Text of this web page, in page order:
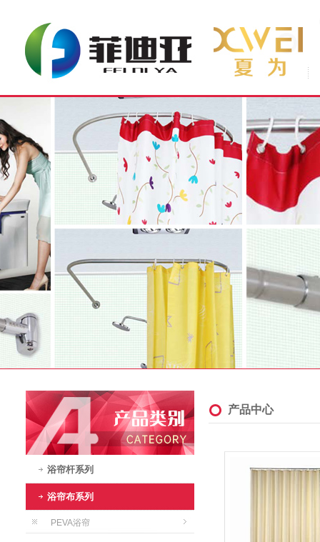
浴帘杆系列
浴帘布系列
PEVA浴帘
产品中心